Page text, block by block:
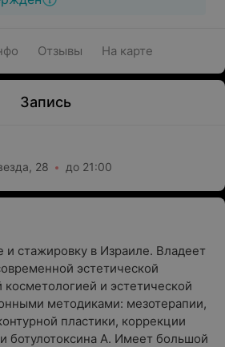
Отзывы На карте
Запись
28 до 21:00
и стажировку в Израиле. Владеет
эстетической
и эстетической
методиками: мезотерапии,
пластики, коррекции
ботулотоксина А. Имеет большой